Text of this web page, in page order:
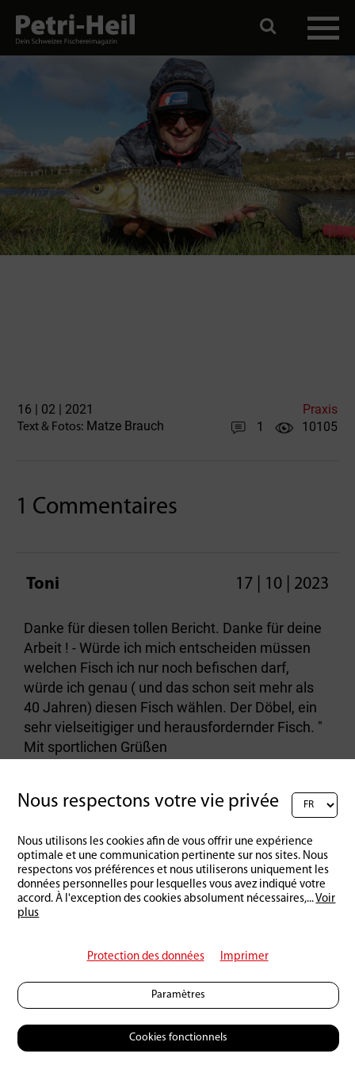
16 | 02 | 2021 Praxis
Text & Fotos: Matze Brauch 1 10105
1 Commentaires
Toni 17 | 10 | 2023
Danke für diesen tollen Bericht. Danke für deine
Arbeit ! - Würde ich mich entscheiden müssen
welchen Fisch ich nur noch befischen darf,
würde ich genau ( und das schon seit mehr als
40 Jahren) diesen Fisch wählen. Der Döbel, ein
sehr vielseitigiger und herausfordernder Fisch. "
Mit sportlichen Grüßen
Rédigez un commentaire :
Nous respectons votre vie privée
Nous utilisons les cookies afin de vous offrir une expérience
optimale et une communication pertinente sur nos sites. Nous
respectons vos préférences et nous utiliserons uniquement les
données personnelles pour lesquelles vous avez indiqué votre
accord. À l'exception des cookies absolument nécessaires,...Voir
plus
Protection des données Imprimer
Paramètres
Cookies fonctionnels